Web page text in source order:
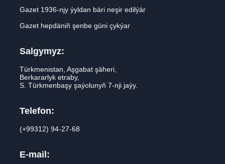
Gazet 1936-njy ýyldan bäri neşir edilýär
Gazet hepdäniň şenbe güni çykýar
Salgymyz:
Türkmenistan, Aşgabat şäheri,
Berkararlyk etraby,
S. Türkmenbaşy şaýolunyň 7-nji jaýy.
Telefon:
(+99312) 94-27-68
E-mail: